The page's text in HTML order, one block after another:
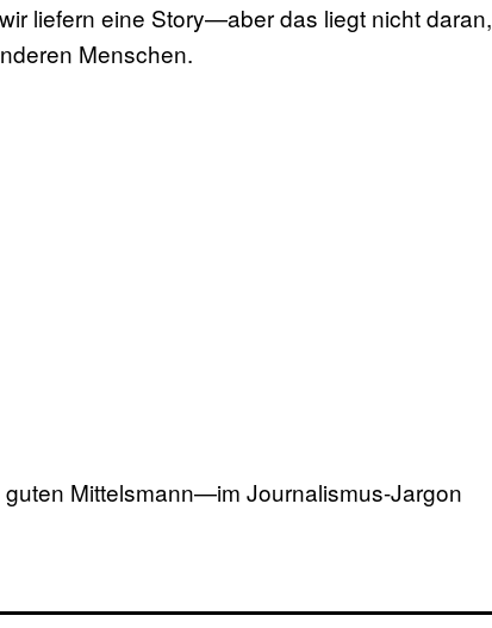
liefern eine Story—aber das liegt nicht daran,
Menschen.
Mittelsmann—im Journalismus-Jargon